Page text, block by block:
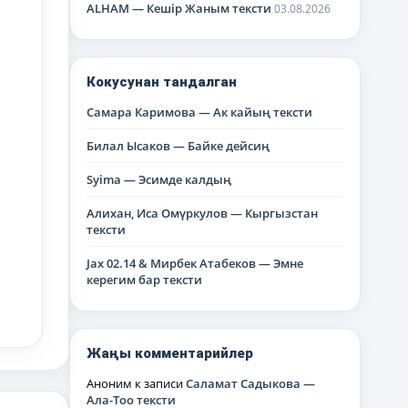
ALHAM — Кешір Жаным тексти 03.08.2026
Кокусунан тандалган
Самара Каримова — Ак кайың тексти
Билал Ысаков — Байке дейсиң
Syima — Эсимде калдың
Алихан, Иса Омүркулов — Кыргызстан
тексти
Jax 02.14 & Мирбек Атабеков — Эмне
керегим бар тексти
Жаңы комментарийлер
Аноним к записиСаламат Садыкова —
Ала-Тоо тексти